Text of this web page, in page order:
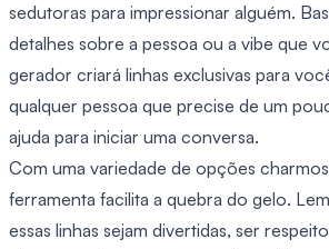
sedutoras para impressionar alguém.
detalhes sobre a pessoa ou a vibe que
gerador criará linhas exclusivas para
qualquer pessoa que precise de um
ajuda para iniciar uma conversa.
Com uma variedade de opções
ferramenta facilita a quebra do gelo.
essas linhas sejam divertidas, ser